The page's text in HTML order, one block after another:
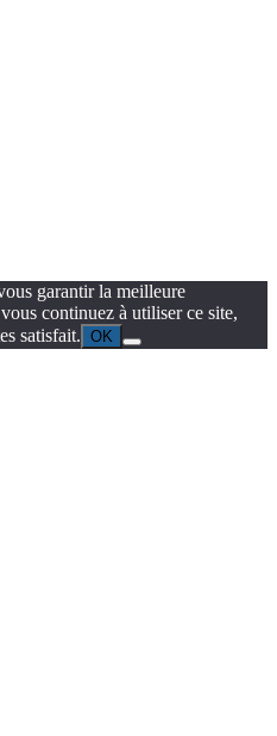
garantir la meilleure
continuez à utiliser ce site,
satisfait. OK